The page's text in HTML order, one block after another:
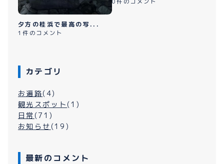
夕方の桂浜で最高の写...
1件のコメント
カテゴリ
お遍路(4)
観光スポット (1)
日常 (71)
お知らせ (19)
最新のコメント